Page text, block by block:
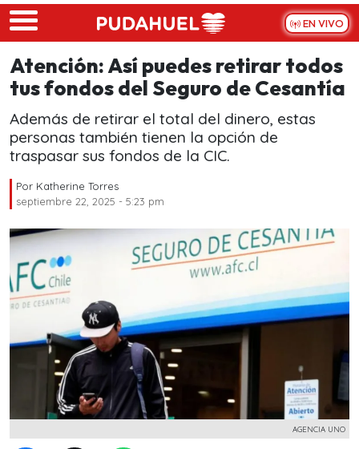
Skip to main content
EN VIVO
Atención: Así puedes retirar todos
tus fondos del Seguro de Cesantía
Además de retirar el total del dinero, estas
personas también tienen la opción de
traspasar sus fondos de la CIC.
Por Katherine Torres
septiembre 22, 2025 - 5:23 pm
AGENCIA UNO